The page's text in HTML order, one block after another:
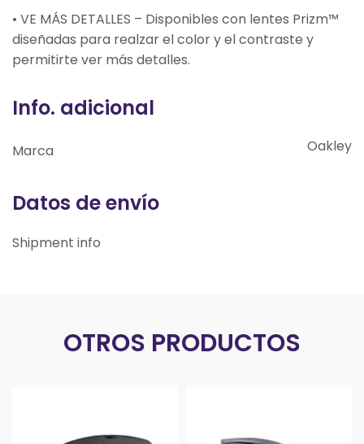
• VE MÁS DETALLES – Disponibles con lentes Prizm™
diseñadas para realzar el color y el contraste y
permitirte ver más detalles.
Info. adicional
Marca Oakley
Datos de envío
Shipment info
OTROS PRODUCTOS